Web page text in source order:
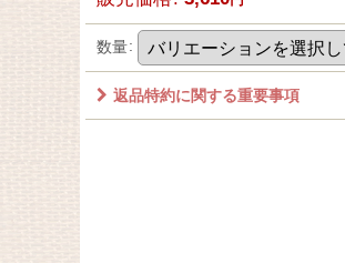
数量:
返品特約に関する重要事項